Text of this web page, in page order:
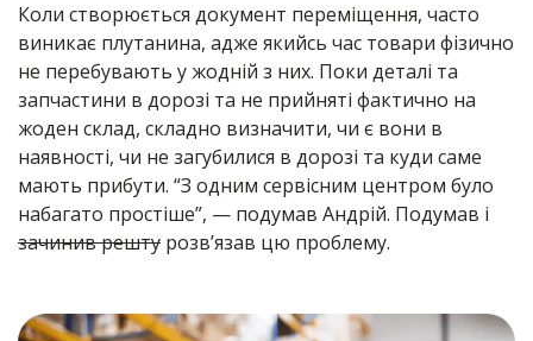
Коли створюється документ переміщення, часто
виникає плутанина, адже якийсь час товари фізично
не перебувають у жодній з них. Поки деталі та
запчастини в дорозі та не прийняті фактично на
жоден склад, складно визначити, чи є вони в
наявності, чи не загубилися в дорозі та куди саме
мають прибути. “З одним сервісним центром було
набагато простіше”, — подумав Андрій. Подумав і
зачинив решту розв’язав цю проблему.